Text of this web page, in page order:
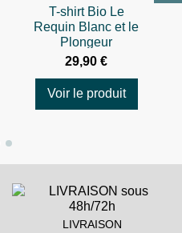
T-shirt Bio Le
Requin Blanc et le
Plongeur
29,90 €
Voir le produit
LIVRAISON